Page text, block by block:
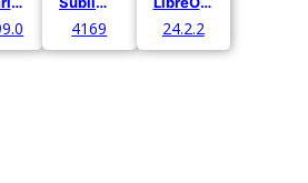
4169 24.2.2